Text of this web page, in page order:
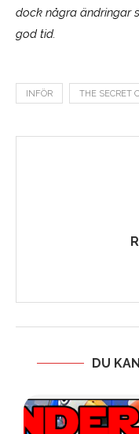
dock några ändringar
god tid.
INFÖR THE SECRET
DU